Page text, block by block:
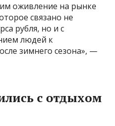
оживление на рынке
связано не
рубля, но и с
людей к
зимнего сезона», —
с отдыхом